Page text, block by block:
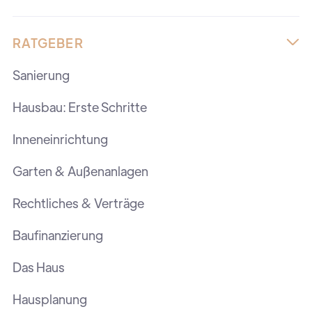
RATGEBER 
Sanierung
Hausbau: Erste Schritte
Inneneinrichtung
Garten & Außenanlagen
Rechtliches & Verträge
Baufinanzierung
Das Haus
Hausplanung